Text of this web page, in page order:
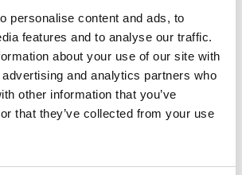
personalise content and ads, to
features and to analyse our traffic.
about your use of our site with
and analytics partners who
other information that you’ve
that they’ve collected from your use